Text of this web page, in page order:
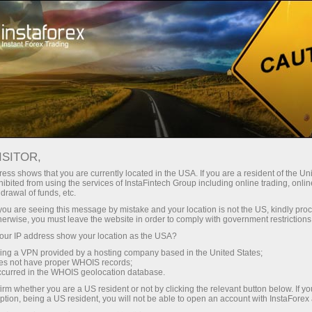
InstaForex-এর সাথে থেকে আপনি সত্যিকারের
লিভারেজ, মার্কেটের সেরা স্প্রেড ও কমিশন এবং
স্টক ও ইনডেক্স ট্রেডিংয়ের জন্য সুবিধাজনক
শর্তাবলী।
স্বল্প
প্রতিটি ডিপোজিটে
30% বোনাস
গতির
পরিচয় ট্রেডিংয়ে এবং হাইওয়েতে পাওয়া যায়
shows that you are currently located in the USA. If you are a resident of the
from using the services of InstaFintech Group including online trading,
of funds, etc.
are seeing this message by mistake and your location is not the US, kindly
you must leave the website in order to comply with government
IP address show your location as the USA?
a VPN provided by a hosting company based in the United States;
not have proper WHOIS records;
in the WHOIS geolocation database.
whether you are a US resident or not by clicking the relevant button below. If
being a US resident, you will not be able to open an account with InstaForex